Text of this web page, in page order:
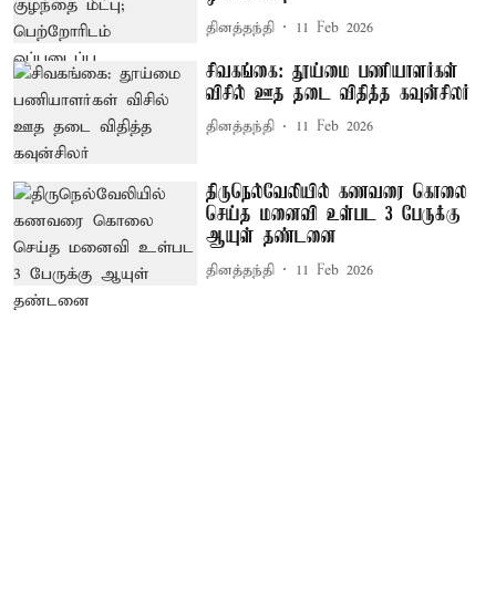
தினத்தந்தி 11 Feb 2026
சிவகங்கை: தூய்மை பணியாளர்கள்
விசில் ஊத தடை விதித்த கவுன்சிலர்
தினத்தந்தி 11 Feb 2026
திருநெல்வேலியில் கணவரை கொலை
செய்த மனைவி உள்பட 3 பேருக்கு
ஆயுள் தண்டனை
தினத்தந்தி 11 Feb 2026